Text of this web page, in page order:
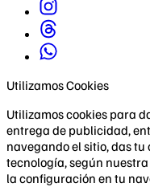
Utilizamos Cookies
Utilizamos cookies para
entrega de publicidad,
navegando el sitio, das
tecnología, según nuestra
la configuración en tu